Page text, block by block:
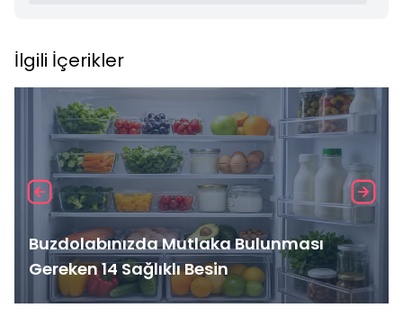
İlgili İçerikler
Buzdolabınızda Mutlaka Bulunması
Gereken 14 Sağlıklı Besin